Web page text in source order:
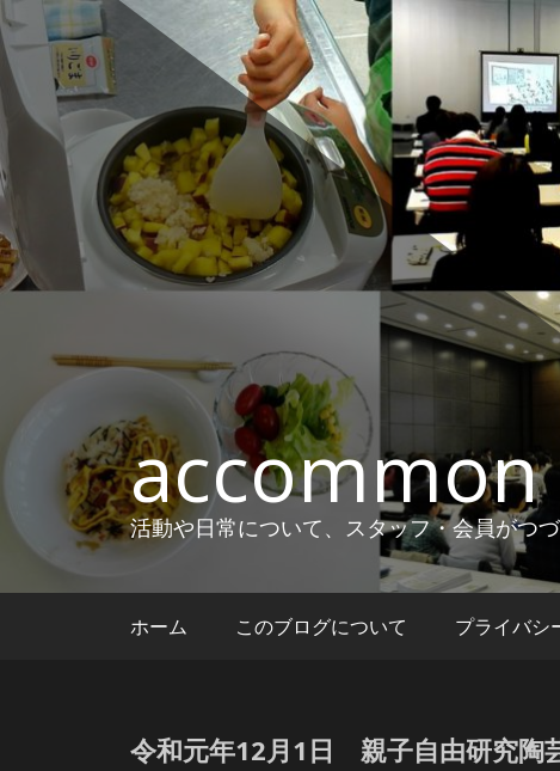
コ
ン
テ
ン
ツ
ス
キ
ッ
プ
活動や日常について、スタッフ・会員がつ
ホーム このブログについて プライバシ
令和元年12月1日 親子自由研究陶